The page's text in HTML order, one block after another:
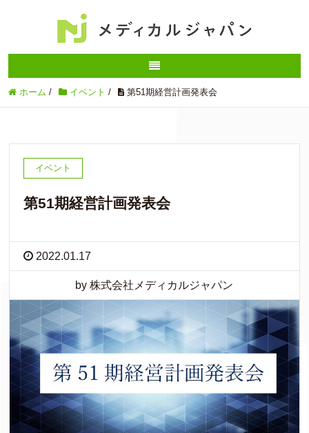
ホーム / イベント / 第51期経営計画発表会
イベント
第51期経営計画発表会
2022.01.17
by 株式会社メディカルジャパン